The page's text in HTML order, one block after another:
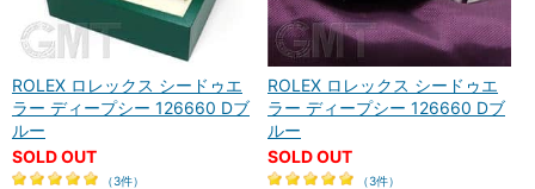
ROLEX ロレックス シードゥエ
ラー ディープシー 126660 Dブ
ルー
SOLD OUT
（3件）
ROLEX ロレックス シードゥエ
ラー ディープシー 126660 Dブ
ルー
SOLD OUT
（3件）